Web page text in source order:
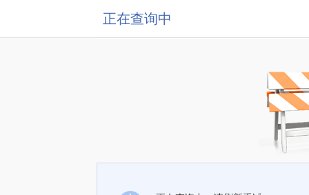
正在查询中